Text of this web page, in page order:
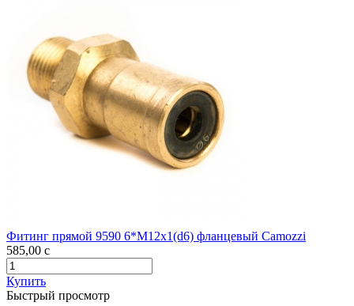
Фитинг прямой 9590 6*М12х1(d6) фланцевый Camozzi
585,00 c
Купить
Быстрый просмотр